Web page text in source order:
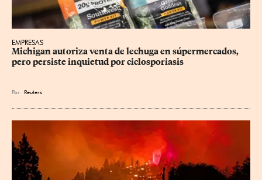
EMPRESAS
Michigan autoriza venta de lechuga en súpermercados,
pero persiste inquietud por ciclosporiasis
Por Reuters